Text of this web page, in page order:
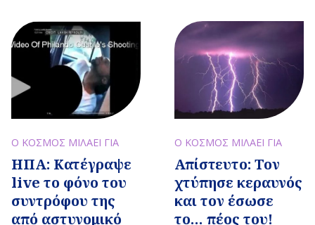
Ο ΚΟΣΜΟΣ ΜΙΛΑΕΙ ΓΙΑ
ΗΠΑ: Κατέγραψε
live το φόνο του
συντρόφου της
από αστυνομικό
Ο ΚΟΣΜΟΣ ΜΙΛΑΕΙ ΓΙΑ
Απίστευτο: Τον
χτύπησε κεραυνός
και τον έσωσε
το… πέος του!